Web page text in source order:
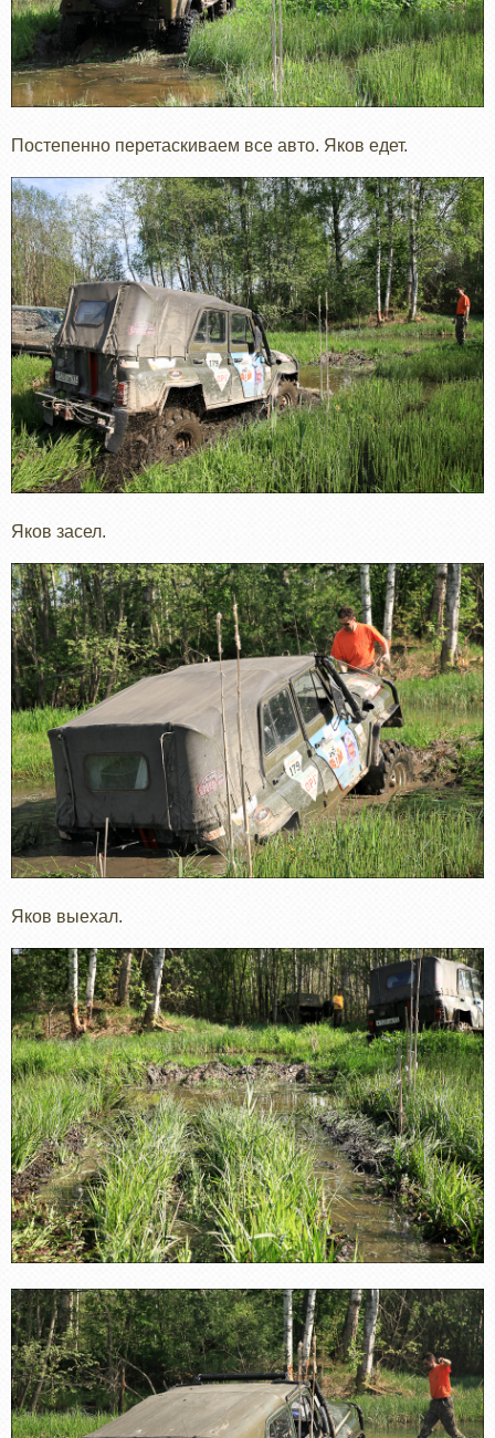
Постепенно перетаскиваем все авто. Яков едет.
Яков засел.
Яков выехал.